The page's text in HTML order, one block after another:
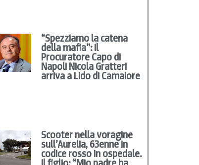
“Spezziamo la catena
della mafia”: il
Procuratore Capo di
Napoli Nicola Gratteri
arriva a Lido di Camaiore
Scooter nella voragine
sull’Aurelia, 63enne in
codice rosso in ospedale.